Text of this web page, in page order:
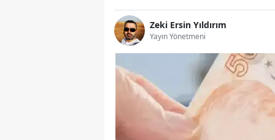
Zeki Ersin Yıldırım
Yayın Yönetmeni